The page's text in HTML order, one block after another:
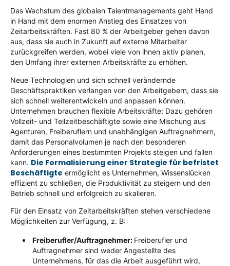
Das Wachstum des globalen Talentmanagements geht Hand
in Hand mit dem enormen Anstieg des Einsatzes von
Zeitarbeitskräften. Fast 80 % der Arbeitgeber gehen davon
aus, dass sie auch in Zukunft auf externe Mitarbeiter
zurückgreifen werden, wobei viele von ihnen aktiv planen,
den Umfang ihrer externen Arbeitskräfte zu erhöhen.
Neue Technologien und sich schnell verändernde
Geschäftspraktiken verlangen von den Arbeitgebern, dass sie
sich schnell weiterentwickeln und anpassen können.
Unternehmen brauchen flexible Arbeitskräfte: Dazu gehören
Vollzeit- und Teilzeitbeschäftigte sowie eine Mischung aus
Agenturen, Freiberuflern und unabhängigen Auftragnehmern,
damit das Personalvolumen je nach den besonderen
Anforderungen eines bestimmten Projekts steigen und fallen
kann. Die Formalisierung einer Strategie für befristet
Beschäftigte ermöglicht es Unternehmen, Wissenslücken
effizient zu schließen, die Produktivität zu steigern und den
Betrieb schnell und erfolgreich zu skalieren.
Für den Einsatz von Zeitarbeitskräften stehen verschiedene
Möglichkeiten zur Verfügung, z. B:
Freiberufler/Auftragnehmer: Freiberufler und
Auftragnehmer sind weder Angestellte des
Unternehmens, für das die Arbeit ausgeführt wird,